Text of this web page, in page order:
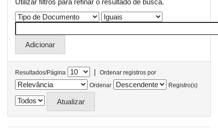
Resultados/Página |
Ordenar registros por
Ordenar
Registro(s)